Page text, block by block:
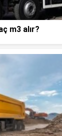
m3 alır?